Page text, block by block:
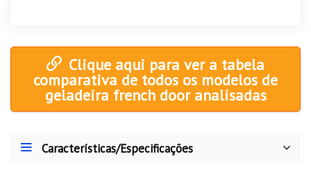
Clique aqui para ver a tabela
comparativa de todos os modelos de
geladeira french door analisadas
Características/Especificações